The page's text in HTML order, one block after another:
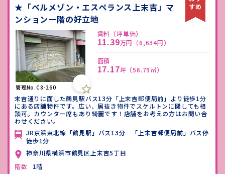
★「ベルメゾン・エスペランス上末吉」マ
ンション一階の好立地
管理No.C8-260
賃料（坪単価）
11.39万円 （6,634円）
面積
17.17坪 （56.79㎡）
末吉通りに面した鶴見駅バス13分「上末吉郵便局前」より徒歩1分
にある店舗物件です。広い、居抜き物件でスケルトンに関しても相
談可。カウンター席もあり綺麗です！店舗をお考えの方はお問い合
わせください。
JR京浜東北線「鶴見駅」バス13分 「上末吉郵便局前」バス停
徒歩1分
神奈川県横浜市鶴見区上末吉5丁目
階数
1階